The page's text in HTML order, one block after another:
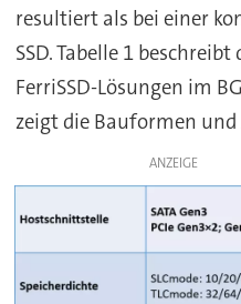
resultiert als bei einer
SSD. Tabelle 1
FerriSSD-Lösungen im
zeigt die Bauformen und
ANZEIGE